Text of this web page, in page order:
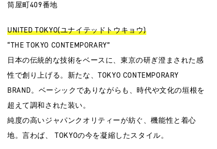
筒屋町409番地
UNITED TOKYO(ユナイテッドトウキョウ)
“THE TOKYO CONTEMPORARY”
日本の伝統的な技術をベースに、東京の研ぎ澄まされた感
性で創り上げる。新たな、TOKYO CONTEMPORARY
BRAND。ベーシックでありながらも、時代や文化の垣根を
超えて調和された装い。
純度の高いジャパンクオリティーが紡ぐ、機能性と着心
地。言わば、 TOKYOの今を凝縮したスタイル。